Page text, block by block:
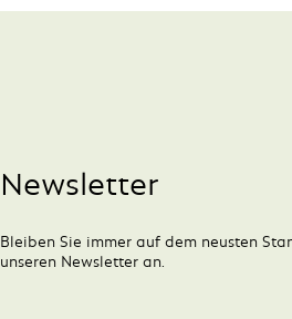
Newsletter
Bleiben Sie immer auf dem neusten
unseren Newsletter an.